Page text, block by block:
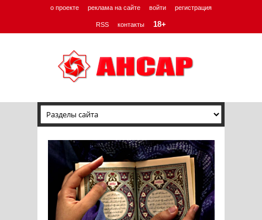
о проекте реклама на сайте войти регистрация
RSS контакты 18+